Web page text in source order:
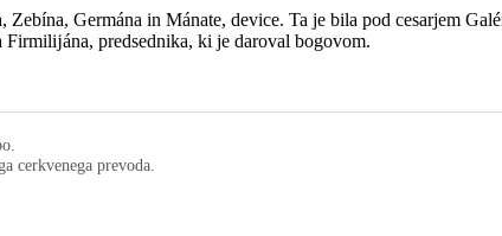
Germána in Mánate, device. Ta je bila pod cesarjem
predsednika, ki je daroval bogovom.
cerkvenega prevoda.